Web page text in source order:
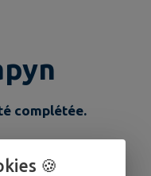
complétée.
🍪